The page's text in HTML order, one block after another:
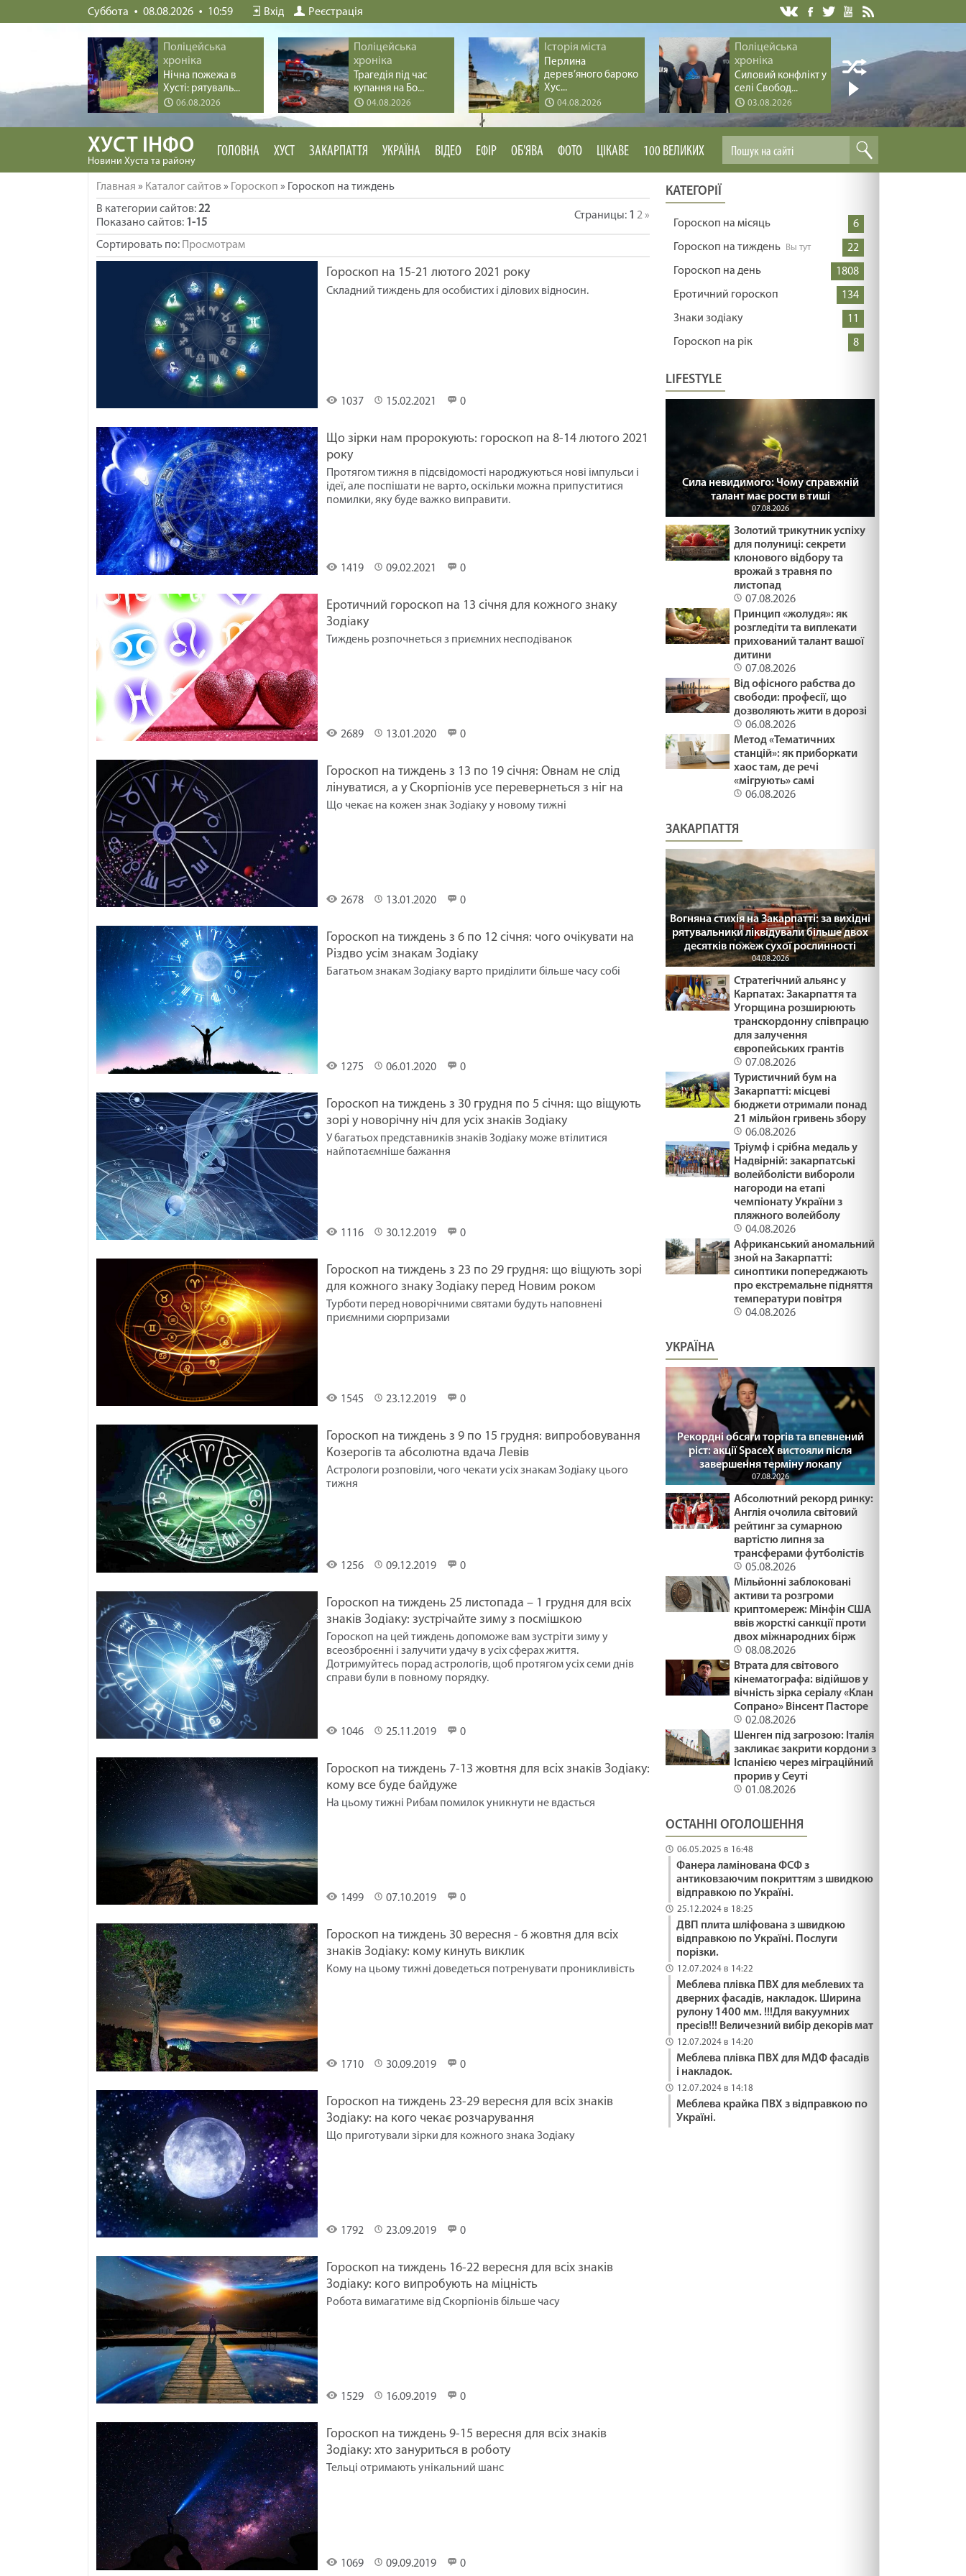
Суббота 08.08.2026 10:59 Вхід Реєстрація
Поліцейська
хроніка
Нічна пожежа в
Хусті: рятуваль...
06.08.2026
Поліцейська
хроніка
Трагедія під час
купання на Бо...
04.08.2026
Історія міста
Перлина
дерев’яного бароко
Хус...
04.08.2026
Поліцейська
хроніка
Силовий конфлікт у
селі Свобод...
03.08.2026
ХУСТ ІНФО
Новини Хуста та району
ГОЛОВНА ХУСТ ЗАКАРПАТТЯ УКРАЇНА ВІДЕО ЕФІР ОБ'ЯВА ФОТО ЦІКАВЕ 100 ВЕЛИКИХ
Главная » Каталог сайтов» Гороскоп » Гороскоп на тиждень
В категории сайтов:22
Показано сайтов: 1-15
Страницы: 1 2»
Сортировать по: Просмотрам
тиждень
Гороскоп на 15-21 лютого 2021 року
1037 15.02.2021 0
Складний тиждень для особистих і ділових відносин.
тиждень
Що зірки нам пророкують: гороскоп на 8-14 лютого 2021
року
1419 09.02.2021 0
Протягом тижня в підсвідомості народжуються нові імпульси і
ідеї, але поспішати не варто, оскільки можна припуститися
помилки, яку буде важко виправити.
тиждень
Еротичний гороскоп на 13 січня для кожного знаку
Зодіаку
2689 13.01.2020 0
Тиждень розпочнеться з приємних несподіванок
тиждень
Гороскоп на тиждень з 13 по 19 січня: Овнам не слід
лінуватися, а у Скорпіонів усе перевернеться з ніг на
голову
2678 13.01.2020 0
Що чекає на кожен знак Зодіаку у новому тижні
тиждень
Гороскоп на тиждень з 6 по 12 січня: чого очікувати на
Різдво усім знакам Зодіаку
1275 06.01.2020 0
Багатьом знакам Зодіаку варто приділити більше часу собі
тиждень
Гороскоп на тиждень з 30 грудня по 5 січня: що віщують
зорі у новорічну ніч для усіх знаків Зодіаку
1116 30.12.2019 0
У багатьох представників знаків Зодіаку може втілитися
найпотаємніше бажання
тиждень
Гороскоп на тиждень з 23 по 29 грудня: що віщують зорі
для кожного знаку Зодіаку перед Новим роком
1545 23.12.2019 0
Турботи перед новорічними святами будуть наповнені
приємними сюрпризами
тиждень
Гороскоп на тиждень з 9 по 15 грудня: випробовування
Козерогів та абсолютна вдача Левів
1256 09.12.2019 0
Астрологи розповіли, чого чекати усіх знакам Зодіаку цього
тижня
тиждень
Гороскоп на тиждень 25 листопада – 1 грудня для всіх
знаків Зодіаку: зустрічайте зиму з посмішкою
1046 25.11.2019 0
Гороскоп на цей тиждень допоможе вам зустріти зиму у
всеозброєнні і залучити удачу в усіх сферах життя.
Дотримуйтесь порад астрологів, щоб протягом усіх семи днів
справи були в повному порядку.
тиждень
Гороскоп на тиждень 7-13 жовтня для всіх знаків Зодіаку:
кому все буде байдуже
1499 07.10.2019 0
На цьому тижні Рибам помилок уникнути не вдасться
тиждень
Гороскоп на тиждень 30 вересня - 6 жовтня для всіх
знаків Зодіаку: кому кинуть виклик
1710 30.09.2019 0
Кому на цьому тижні доведеться потренувати проникливість
тиждень
Гороскоп на тиждень 23-29 вересня для всіх знаків
Зодіаку: на кого чекає розчарування
1792 23.09.2019 0
Що приготували зірки для кожного знака Зодіаку
тиждень
Гороскоп на тиждень 16-22 вересня для всіх знаків
Зодіаку: кого випробують на міцність
1529 16.09.2019 0
Робота вимагатиме від Скорпіонів більше часу
тиждень
Гороскоп на тиждень 9-15 вересня для всіх знаків
Зодіаку: хто зануриться в роботу
1069 09.09.2019 0
Тельці отримають унікальний шанс
КАТЕГОРІЇ
Гороскоп на місяць
6
Гороскоп на тиждень
22
Гороскоп на день
1808
Еротичний гороскоп
134
Знаки зодіаку
11
Гороскоп на рік
8
LIFESTYLE
Сила невидимого: Чому справжній
талант має рости в тиші
07.08.2026
Золотий трикутник успіху
для полуниці: секрети
клонового відбору та
врожай з травня по
листопад
07.08.2026
Принцип «жолудя»: як
розгледіти та виплекати
прихований талант вашої
дитини
07.08.2026
Від офісного рабства до
свободи: професії, що
дозволяють жити в дорозі
06.08.2026
Метод «Тематичних
станцій»: як приборкати
хаос там, де речі
«мігрують» самі
06.08.2026
ЗАКАРПАТТЯ
Вогняна стихія на Закарпатті: за вихідні
рятувальники ліквідували більше двох
десятків пожеж сухої рослинності
04.08.2026
Стратегічний альянс у
Карпатах: Закарпаття та
Угорщина розширюють
транскордонну співпрацю
для залучення
європейських грантів
07.08.2026
Туристичний бум на
Закарпатті: місцеві
бюджети отримали понад
21 мільйон гривень збору
06.08.2026
Тріумф і срібна медаль у
Надвірній: закарпатські
волейболісти вибороли
нагороди на етапі
чемпіонату України з
пляжного волейболу
04.08.2026
Африканський аномальний
зной на Закарпатті:
синоптики попереджають
про екстремальне підняття
температури повітря
04.08.2026
УКРАЇНА
Рекордні обсяги торгів та впевнений
ріст: акції SpaceX вистояли після
завершення терміну локапу
07.08.2026
Абсолютний рекорд ринку:
Англія очолила світовий
рейтинг за сумарною
вартістю липня за
трансферами футболістів
05.08.2026
Мільйонні заблоковані
активи та розгроми
криптомереж: Мінфін США
ввів жорсткі санкції проти
двох міжнародних бірж
08.08.2026
Втрата для світового
кінематографа: відійшов у
вічність зірка серіалу «Клан
Сопрано» Вінсент Пасторе
02.08.2026
Шенген під загрозою: Італія
закликає закрити кордони з
Іспанією через міграційний
прорив у Сеуті
01.08.2026
ОСТАННІ ОГОЛОШЕННЯ
06.05.2025 в 16:48
Фанера ламінована ФСФ з
антиковзаючим покриттям з швидкою
відправкою по Україні.
25.12.2024 в 18:25
ДВП плита шліфована з швидкою
відправкою по Україні. Послуги
порізки.
12.07.2024 в 14:22
Меблева плівка ПВХ для меблевих та
дверних фасадів, накладок. Ширина
рулону 1400 мм. !!!Для вакуумних
пресів!!! Величезний вибір декорів мат
12.07.2024 в 14:20
Меблева плівка ПВХ для МДФ фасадів
і накладок.
12.07.2024 в 14:18
Меблева крайка ПВХ з відправкою по
Україні.